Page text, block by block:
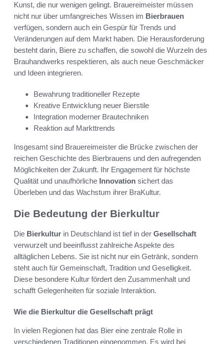
Kunst, die nur wenigen gelingt. Brauereimeister müssen
nicht nur über umfangreiches Wissen im Bierbrauen
verfügen, sondern auch ein Gespür für Trends und
Veränderungen auf dem Markt haben. Die Herausforderung
besteht darin, Biere zu schaffen, die sowohl die Wurzeln des
Brauhandwerks respektieren, als auch neue Geschmäcker
und Ideen integrieren.
Bewahrung traditioneller Rezepte
Kreative Entwicklung neuer Bierstile
Integration moderner Brautechniken
Reaktion auf Markttrends
Insgesamt sind Brauereimeister die Brücke zwischen der
reichen Geschichte des Bierbrauens und den aufregenden
Möglichkeiten der Zukunft. Ihr Engagement für höchste
Qualität und unaufhörliche Innovation sichert das
Überleben und das Wachstum ihrer BraKultur.
Die Bedeutung der Bierkultur
Die Bierkultur in Deutschland ist tief in der Gesellschaft
verwurzelt und beeinflusst zahlreiche Aspekte des
alltäglichen Lebens. Sie ist nicht nur ein Getränk, sondern
steht auch für Gemeinschaft, Tradition und Geselligkeit.
Diese besondere Kultur fördert den Zusammenhalt und
schafft Gelegenheiten für soziale Interaktion.
Wie die Bierkultur die Gesellschaft prägt
In vielen Regionen hat das Bier eine zentrale Rolle in
verschiedenen Traditionen eingenommen. Es wird bei